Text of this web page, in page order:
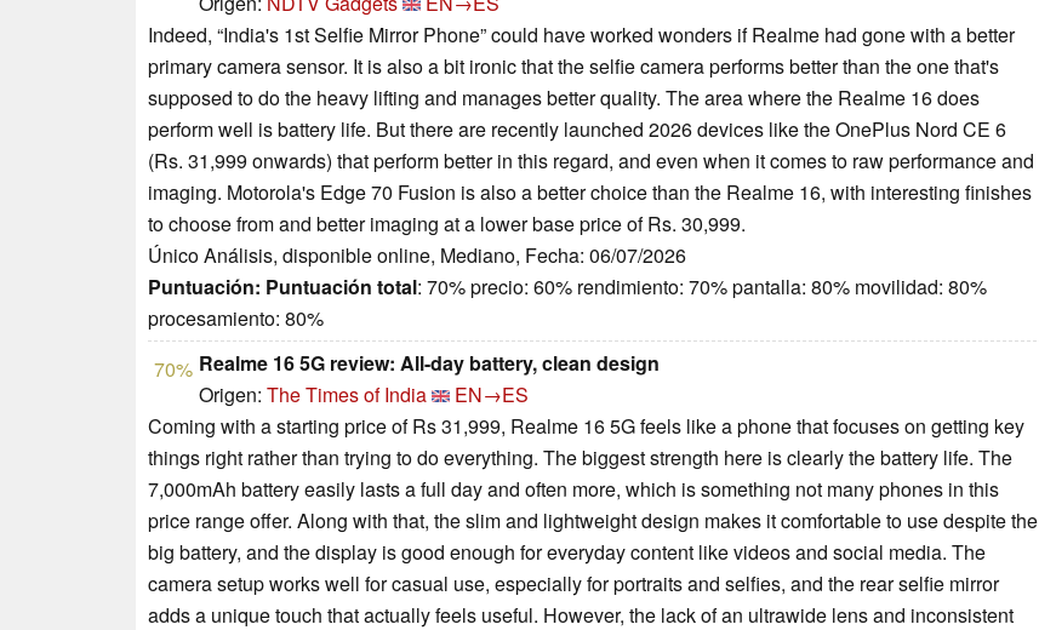
Indeed, “India's 1st Selfie Mirror Phone” could have worked wonders if Realme had gone with a better
primary camera sensor. It is also a bit ironic that the selfie camera performs better than the one that's
supposed to do the heavy lifting and manages better quality. The area where the Realme 16 does
perform well is battery life. But there are recently launched 2026 devices like the OnePlus Nord CE 6
(Rs. 31,999 onwards) that perform better in this regard, and even when it comes to raw performance and
imaging. Motorola's Edge 70 Fusion is also a better choice than the Realme 16, with interesting finishes
to choose from and better imaging at a lower base price of Rs. 30,999.
Único Análisis, disponible online, Mediano, Fecha: 06/07/2026
Puntuación: Puntuación total: 70% precio: 60% rendimiento: 70% pantalla: 80% movilidad: 80%
procesamiento: 80%
70% Realme 16 5G review: All-day battery, clean design
Origen: The Times of India
EN→ES
Coming with a starting price of Rs 31,999, Realme 16 5G feels like a phone that focuses on getting key
things right rather than trying to do everything. The biggest strength here is clearly the battery life. The
7,000mAh battery easily lasts a full day and often more, which is something not many phones in this
price range offer. Along with that, the slim and lightweight design makes it comfortable to use despite the
big battery, and the display is good enough for everyday content like videos and social media. The
camera setup works well for casual use, especially for portraits and selfies, and the rear selfie mirror
adds a unique touch that actually feels useful. However, the lack of an ultrawide lens and inconsistent